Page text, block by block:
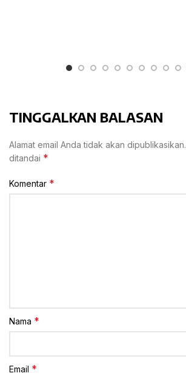
TINGGALKAN BALASAN
Alamat email Anda tidak akan dipublikasikan.
ditandai *
Komentar *
Nama *
Email *